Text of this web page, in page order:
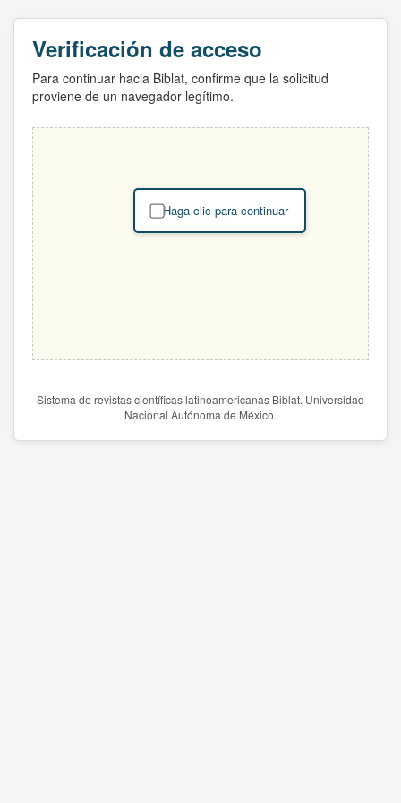
Verificación de acceso
Para continuar hacia Biblat, confirme que la solicitud
proviene de un navegador legítimo.
Haga clic para continuar
Sistema de revistas científicas latinoamericanas Biblat. Universidad
Nacional Autónoma de México.